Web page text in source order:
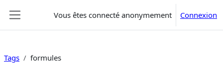
Vous êtes connecté anonymement Connexion
Tags formules